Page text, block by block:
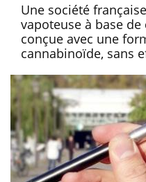
Une société
vapoteuse à base
conçue avec une
cannabinoïde, sans